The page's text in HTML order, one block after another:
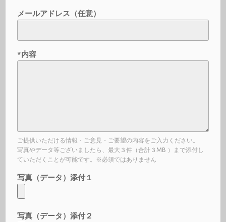
メールアドレス（任意）
*内容
ご提供いただける情報・ご意見・ご要望の内容をご入力ください。
写真やデータ等ございましたら、最大３件（合計３MB ）まで添付し
ていただくことが可能です。※必須ではありません
写真（データ）添付１
写真（データ）添付２